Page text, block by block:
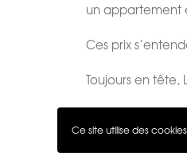
un appartement
Ces prix
Toujours en tête,
Faites appel
+352 28 99 99 18
Ce site utilise des